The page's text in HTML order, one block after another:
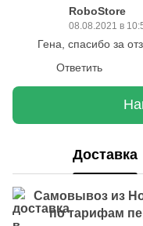
RoboStore
08.08.2021 в
Гена, спасибо за
Ответить
Доставка
по тарифам